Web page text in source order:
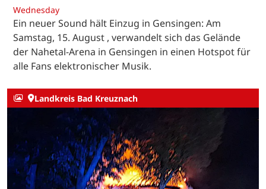
Wednesday
Ein neuer Sound hält Einzug in Gensingen: Am
Samstag, 15. August , verwandelt sich das Gelände
der Nahetal-Arena in Gensingen in einen Hotspot für
alle Fans elektronischer Musik.
Landkreis Bad Kreuznach